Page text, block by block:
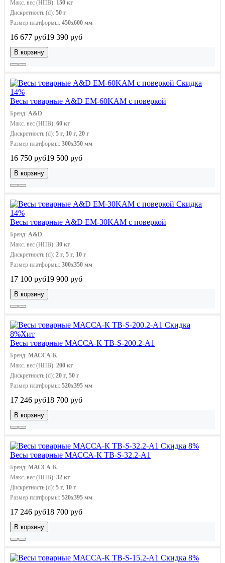
Макс. вес (НПВ): 150 кг
Дискретность (d): 50 г
Размер платформы: 450х600 мм
16 677 руб19 390 руб
В корзину
Скидка
14%
Весы товарные A&D EМ-60KAM с поверкой
Бренд: A&D
Макс. вес (НПВ): 60 кг
Дискретность (d): 5 г, 10 г, 20 г
Размер платформы: 300х350 мм
16 750 руб19 500 руб
В корзину
Скидка
14%
Весы товарные A&D EМ-30KAM с поверкой
Бренд: A&D
Макс. вес (НПВ): 30 кг
Дискретность (d): 2 г, 5 г, 10 г
Размер платформы: 300х350 мм
17 100 руб19 900 руб
В корзину
Скидка
8%Хит
Весы товарные МАССА-К ТВ-S-200.2-А1
Бренд: МАССА-К
Макс. вес (НПВ): 200 кг
Дискретность (d): 20 г, 50 г
Размер платформы: 520х395 мм
17 246 руб18 700 руб
В корзину
Скидка 8%
Весы товарные МАССА-К ТВ-S-32.2-А1
Бренд: МАССА-К
Макс. вес (НПВ): 32 кг
Дискретность (d): 5 г, 10 г
Размер платформы: 520х395 мм
17 246 руб18 700 руб
В корзину
Скидка 8%